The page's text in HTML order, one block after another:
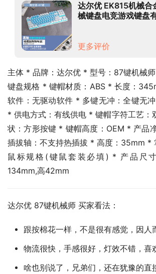
达尔优 EK815机械合
械键盘电竞游戏键盘
更多评价
主体 * 品牌：达尔优 * 型号：87键机械师
键盘规格 * 键帽材质：ABS * 长度：
软件：无驱动软件 * 多键无冲：全键无
* 供电方式：有线供电 * 键帽字符工艺：
状：方形按键 * 键帽高度：OEM * 产品
插拔轴：不支持热插拔 * 高度：35mm *
鼠标规格(键鼠套装必填) * 产品尺
134mm,高42mm
达尔优 87键机械师 买家看法：
跟按棉花一样，不是很有感觉，因人
物流很快，手感很好，灯效不错，喜
啥也别说了，兄弟们，还在犹豫的直